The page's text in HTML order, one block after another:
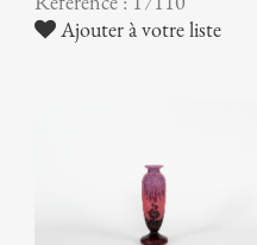
Ajouter à votre liste